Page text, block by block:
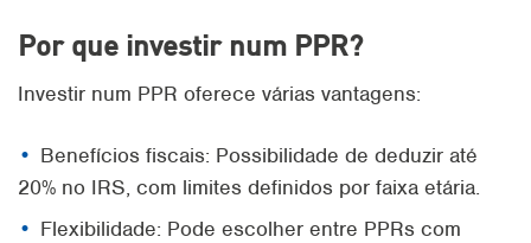
Por que investir num PPR?
Investir num PPR oferece várias vantagens:
Benefícios fiscais: Possibilidade de deduzir até
20% no IRS, com limites definidos por faixa etária.
Flexibilidade: Pode escolher entre PPRs com